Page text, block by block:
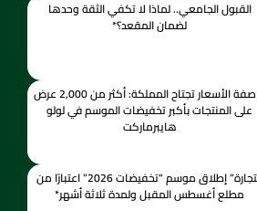
القبول الجامعي.. لماذا لا تكفي الثقة وحدها
لضمان المقعد؟*
عاصفة الأسعار تجتاح المملكة: أكثر من 2,000 عرض
على المنتجات بأكبر تخفيضات الموسم في لولو
هايبرماركت
التجارة” إطلاق موسم “تخفيضات 2026” اعتبارًا من
مطلع أغسطس المقبل ولمدة ثلاثة أشهر*